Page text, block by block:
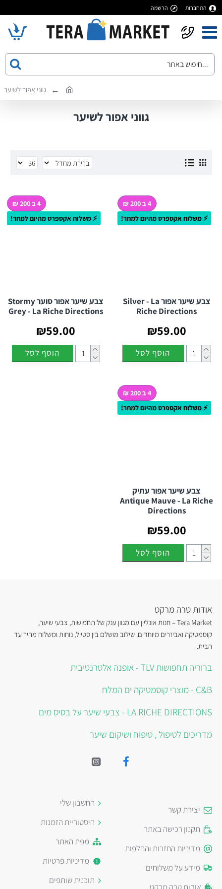
התחברות הרשמה
גווני אפור לשיער
גווני אפור לשיער
4 ב 200 ₪
⚡ משלוח אקספרס מהיום למחר!
צבע שיער אפור Silver - La
Riche Directions
₪59.00
הוסף לסל
4 ב 200 ₪
⚡ משלוח אקספרס מהיום למחר!
צבע שיער אפור סוער Stormy
Grey - La Riche Directions
₪59.00
הוסף לסל
4 ב 200 ₪
⚡ משלוח אקספרס מהיום למחר!
צבע שיער אפור עתיק
Antique Mauve - La Riche
Directions
₪59.00
הוסף לסל
אודות טרה מרקט
Tera Market – חנות אונליין עם מגוון ענק של תחפושות, צבעי שיער,
קוסמטיקה ואביזרים מיוחדים. שילוב מושלם בין סטייל, נוחות ומשלוח מהיר עד
הבית.
ברוריה תחפושות TLV - אופנה אלטרנטיבית
C&B - מוצרי קוסמטיקה ים המלח
LA RICHE DIRECTIONS - צבעי שיער על בסיס מים
מדריכים לטיפול , טיפוח ושיקום שיער
יצירת קשר
תקנון רכישה באתר
מדיניות החזרות והחלפות
מידע על משלוחים
אודות טרה מרקט
החשבון שלי
היסטוריית הזמנות
מפת האתר
מדיניות פרטיות
תוכנית שותפים